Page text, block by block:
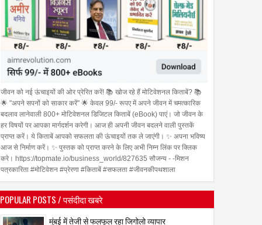
जीवन को नई ऊंचाइयों की ओर प्रेरित करें! 📚 खोज रहे हैं मोटिवेशनल किताबें? 📚
🌟 "अपने सपनों को साकार करें" 🌟 केवल 99/- रूपए में अपने जीवन में चमत्कारिक
बदलाव लानेवाली 800+ मोटिवेशनल डिजिटल किताबें (eBook) पाएं। जो जीवन के
हर विषयों पर आपका मार्गदर्शन करेगी। आज ही अपनी जीवन बदलने वाली पुस्तकें
प्राप्त करें। ये किताबें आपको सफलता की ऊंचाइयों तक ले जाएंगी। ✨ अपना भविष्य
आज से निर्माण करें। ✨ पुस्तक को प्राप्त करने के लिए अभी निम्न लिंक पर क्लिक
करे। https://topmate.io/business_world/827635 सौजन्य - -मिशन
पत्रकारिता #मोटिवेशन #प्रेरणा #किताबें #सफलता #जीवनकीपथशाला
POPULAR POSTS / पसंदीदा खबरे
मुंबई में तेजी से फलफूल रहा जिगोलो व्यापार